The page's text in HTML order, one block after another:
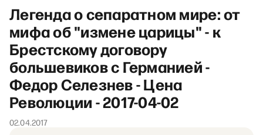
Легенда о сепаратном мире: от
мифа об "измене царицы" - к
Брестскому договору
большевиков с Германией -
Федор Селезнев - Цена
Революции - 2017-04-02
02.04.2017